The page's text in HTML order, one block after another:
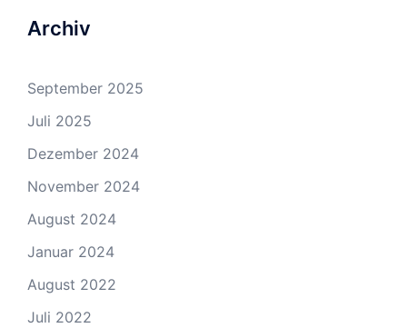
Archiv
September 2025
Juli 2025
Dezember 2024
November 2024
August 2024
Januar 2024
August 2022
Juli 2022